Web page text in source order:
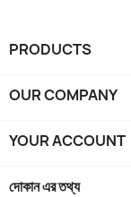
PRODUCTS
OUR COMPANY
YOUR ACCOUNT
দোকান এর তথ্য